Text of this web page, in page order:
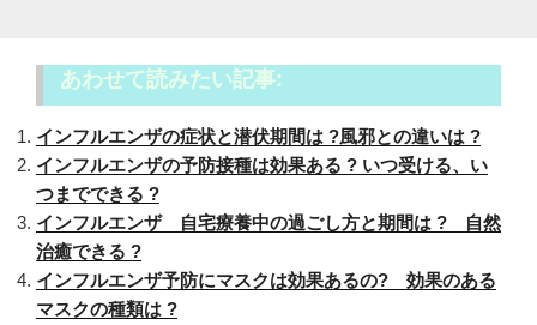
あわせて読みたい記事:
インフルエンザの症状と潜伏期間は ?風邪との違いは ?
インフルエンザの予防接種は効果ある ? いつ受ける、い
つまでできる ?
インフルエンザ 自宅療養中の過ごし方と期間は ? 自然
治癒できる ?
インフルエンザ予防にマスクは効果あるの? 効果のある
マスクの種類は ?